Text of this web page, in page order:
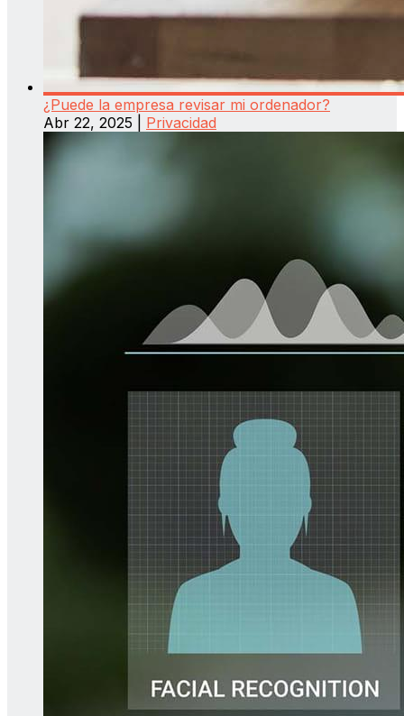
¿Puede la empresa revisar mi ordenador?
Abr 22, 2025
Privacidad